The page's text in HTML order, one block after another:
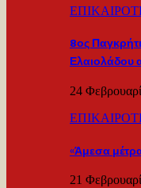
8ος
Ελαιολάδου
24
«Άμεσα
21